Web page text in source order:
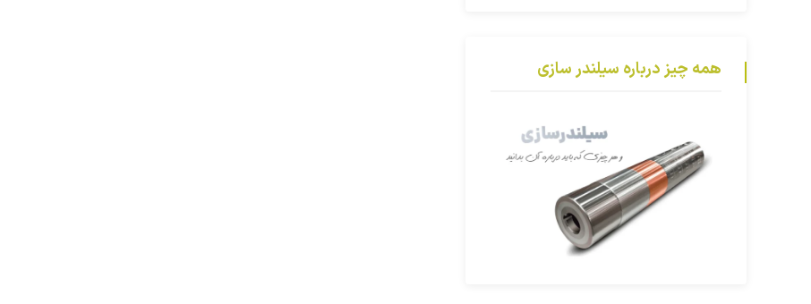
همه چیز درباره سیلندر سازی